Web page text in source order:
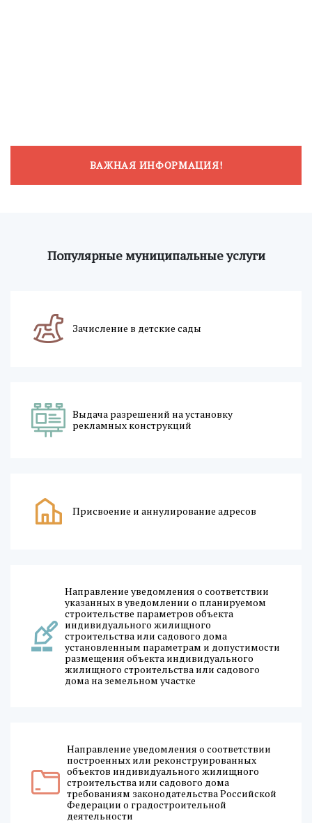
ВАЖНАЯ ИНФОРМАЦИЯ!
Популярные муниципальные услуги
Зачисление в детские сады
Выдача разрешений на установку
рекламных конструкций
Присвоение и аннулирование адресов
Направление уведомления о соответствии
указанных в уведомлении о планируемом
строительстве параметров объекта
индивидуального жилищного
строительства или садового дома
установленным параметрам и допустимости
размещения объекта индивидуального
жилищного строительства или садового
дома на земельном участке
Направление уведомления о соответствии
построенных или реконструированных
объектов индивидуального жилищного
строительства или садового дома
требованиям законодательства Российской
Федерации о градостроительной
деятельности